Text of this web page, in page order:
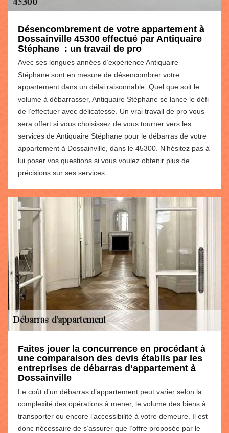
Désencombrement de votre appartement à
Dossainville 45300 effectué par Antiquaire
Stéphane : un travail de pro
Avec ses longues années d’expérience Antiquaire
Stéphane sont en mesure de désencombrer votre
appartement dans un délai raisonnable. Quel que soit le
volume à débarrasser, Antiquaire Stéphane se lance le défi
de l’effectuer avec délicatesse. Un vrai travail de pro vous
sera offert si vous choisissez de vous tourner vers les
services de Antiquaire Stéphane pour le débarras de votre
appartement à Dossainville, dans le 45300. N’hésitez pas à
lui poser vos questions si vous voulez obtenir plus de
précisions sur ses services.
Faites jouer la concurrence en procédant à
une comparaison des devis établis par les
entreprises de débarras d’appartement à
Dossainville
Le coût d’un débarras d’appartement peut varier selon la
complexité des opérations à mener, le volume des biens à
transporter ou encore l’accessibilité à votre demeure. Il est
donc nécessaire de s’assurer que l’offre proposée par le